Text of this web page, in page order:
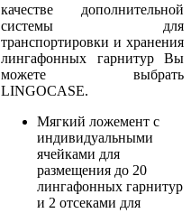
качестве дополнительной
системы для
транспортировки и хранения
лингафонных гарнитур Вы
можете выбрать
LINGOCASE.
Мягкий ложемент с
индивидуальными
ячейками для
размещения до 20
лингафонных гарнитур
и 2 отсеками для